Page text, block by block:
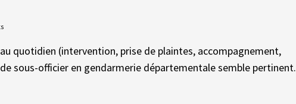
quotidien (intervention, prise de plaintes, accompagnement,
sous-officier en gendarmerie départementale semble pertinent.